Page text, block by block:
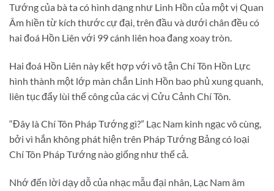
Tướng của bà ta có hình dạng như Linh Hồn của một vị Quan
Âm hiền từ kích thước cự đại, trên đầu và dưới chân đều có
hai đoá Hồn Liên với 99 cánh liên hoa đang xoay tròn.
Hai đoá Hồn Liên này kết hợp với vô tận Chí Tôn Hồn Lực
hình thành một lớp màn chắn Linh Hồn bao phủ xung quanh,
liên tục đẩy lùi thế công của các vị Cửu Cảnh Chí Tôn.
“Đây là Chí Tôn Pháp Tướng gì?” Lạc Nam kinh ngạc vô cùng,
bởi vì hắn không phát hiện trên Pháp Tướng Bảng có loại
Chí Tôn Pháp Tướng nào giống như thế cả.
Nhớ đến lời dạy dỗ của nhạc mẫu đại nhân, Lạc Nam âm